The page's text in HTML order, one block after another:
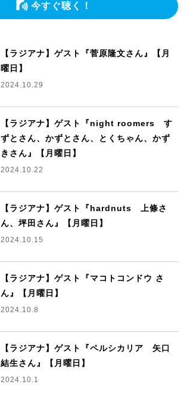
今すぐ聴く！
【ラジアナ】ゲスト『菅原隆文さん』【月
曜日】
2024.10.29
【ラジアナ】ゲスト『night roomers す
ずとさん、かずとさん、とくちゃん、かず
きさん』【月曜日】
2024.10.22
【ラジアナ】ゲスト『hardnuts 上條さ
ん、坪田さん』【月曜日】
2024.10.15
【ラジアナ】ゲスト『マコトコンドウ さ
ん』【月曜日】
2024.10.8
【ラジアナ】ゲスト『ペルシカリア 矢口
結生さん』【月曜日】
2024.10.1